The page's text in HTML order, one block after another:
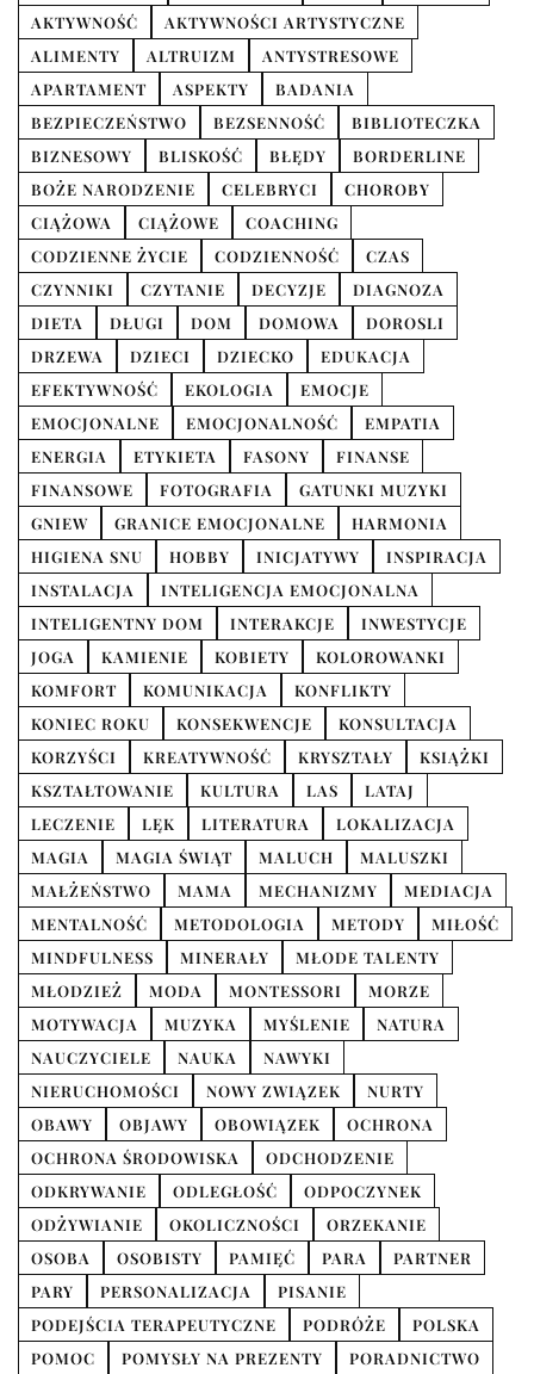
AKTYWNOŚĆ
AKTYWNOŚCI ARTYSTYCZNE
ALIMENTY
ALTRUIZM
ANTYSTRESOWE
APARTAMENT
ASPEKTY
BADANIA
BEZPIECZEŃSTWO
BEZSENNOŚĆ
BIBLIOTECZKA
BIZNESOWY
BLISKOŚĆ BŁĘDY
BORDERLINE
BOŻE NARODZENIE
CELEBRYCI
CHOROBY
CIĄŻOWA
CIĄŻOWE
COACHING
CODZIENNE ŻYCIE
CODZIENNOŚĆ
CZAS
CZYNNIKI
CZYTANIE DECYZJE
DIAGNOZA
DIETA
DŁUGI DOM DOMOWA
DOROSLI
DRZEWA
DZIECI DZIECKO
EDUKACJA
EFEKTYWNOŚĆ
EKOLOGIA
EMOCJE
EMOCJONALNE
EMOCJONALNOŚĆ
EMPATIA
ENERGIA
ETYKIETA FASONY
FINANSE
FINANSOWE
FOTOGRAFIA
GATUNKI MUZYKI
GNIEW
GRANICE EMOCJONALNE
HARMONIA
HIGIENA SNU
HOBBY INICJATYWY
INSPIRACJA
INSTALACJA
INTELIGENCJA EMOCJONALNA
INTELIGENTNY DOM
INTERAKCJE
INWESTYCJE
JOGA
KAMIENIE KOBIETY
KOLOROWANKI
KOMFORT
KOMUNIKACJA
KONFLIKTY
KONIEC ROKU
KONSEKWENCJE
KONSULTACJA
KORZYŚCI
KREATYWNOŚĆ KRYSZTAŁY
KSIĄŻKI
KSZTAŁTOWANIE
KULTURA LAS
LATAJ
LECZENIE
LĘK LITERATURA
LOKALIZACJA
MAGIA
MAGIA ŚWIĄT MALUCH
MALUSZKI
MAŁŻEŃSTWO
MAMA MECHANIZMY
MEDIACJA
MENTALNOŚĆ
METODOLOGIA METODY
MIŁOŚĆ
MINDFULNESS
MINERAŁY
MŁODE TALENTY
MŁODZIEŻ
MODA MONTESSORI
MORZE
MOTYWACJA
MUZYKA MYŚLENIE
NATURA
NAUCZYCIELE
NAUKA
NAWYKI
NIERUCHOMOŚCI
NOWY ZWIĄZEK
NURTY
OBAWY
OBJAWY OBOWIĄZEK
OCHRONA
OCHRONA ŚRODOWISKA
ODCHODZENIE
ODKRYWANIE
ODLEGŁOŚĆ
ODPOCZYNEK
ODŻYWIANIE
OKOLICZNOŚCI
ORZEKANIE
OSOBA
OSOBISTY PAMIĘĆ PARA
PARTNER
PARY
PERSONALIZACJA
PISANIE
PODEJŚCIA TERAPEUTYCZNE
PODRÓŻE
POLSKA
POMOC
POMYSŁY NA PREZENTY PORADNICTWO